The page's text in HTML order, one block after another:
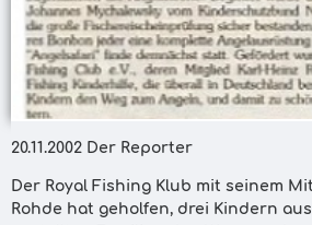
20.11.2002 Der Reporter
Der Royal Fishing Klub mit seinem
Rohde hat geholfen, drei Kindern